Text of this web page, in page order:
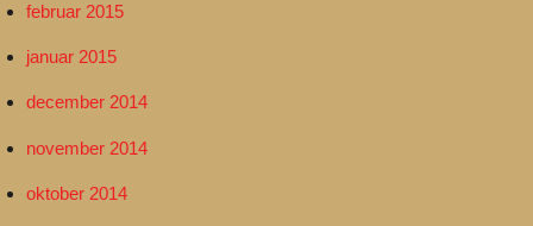
februar 2015
januar 2015
december 2014
november 2014
oktober 2014